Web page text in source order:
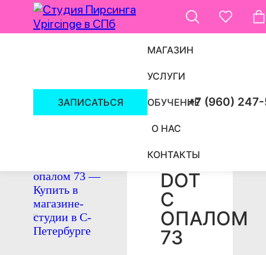
ЗАПИСАТЬСЯ
МАГАЗИН
УСЛУГИ
ОБУЧЕНИЕ
О НАС
КОНТАКТЫ
+7 (960)
БАНАН
DOT
С
ОПАЛОМ
73